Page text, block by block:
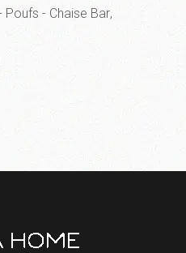
Poufs - Chaise Bar